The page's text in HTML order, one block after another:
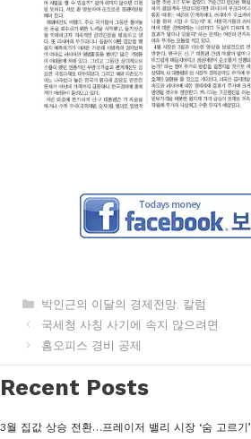
카
테
리
박인근의 이달의 경제전망, 칼럼
국세청 사칭 사기에 속지 않으려면
홈오피스 경비 공제
Recent Posts
3월 집값 상승 전환…프레이저 밸리 시장 ‘숨 고르기’